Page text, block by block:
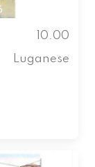
10.00
Luganese